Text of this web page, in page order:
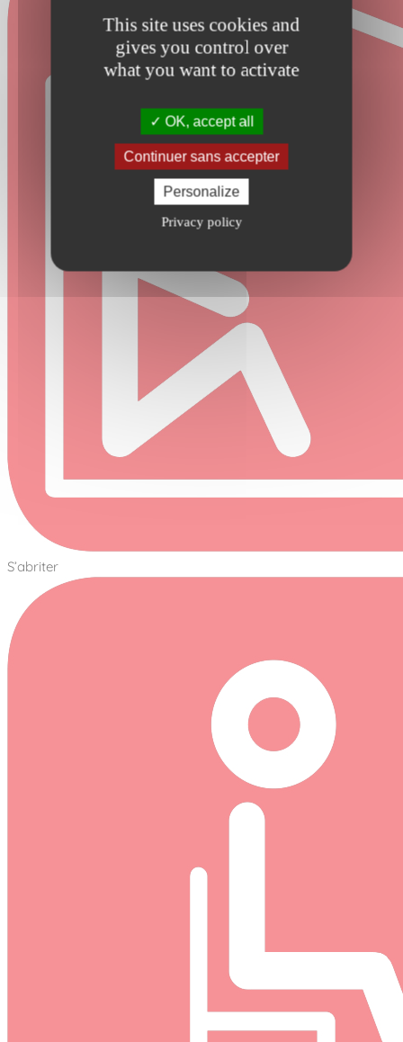
This site uses cookies and
gives you control over
what you want to activate
OK, accept all
Continuer sans accepter
Personalize
Privacy policy
S’abriter